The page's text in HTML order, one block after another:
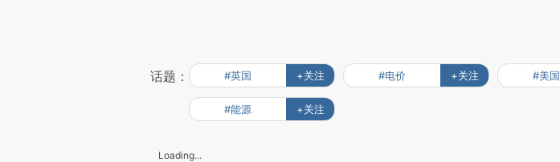
话题： #英国 +关注 #电价 +关注 #美国
#能源 +关注
Loading...